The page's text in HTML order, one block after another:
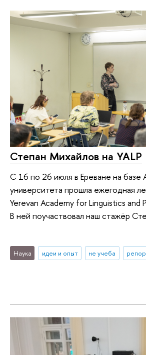
Степан Михайлов на YALP
С 16 по 26 июля в Ереване на базе
университета прошла ежегодная
Yerevan Academy for Linguistics and
В ней поучаствовал наш стажёр
Наука идеи и опыт не учеба